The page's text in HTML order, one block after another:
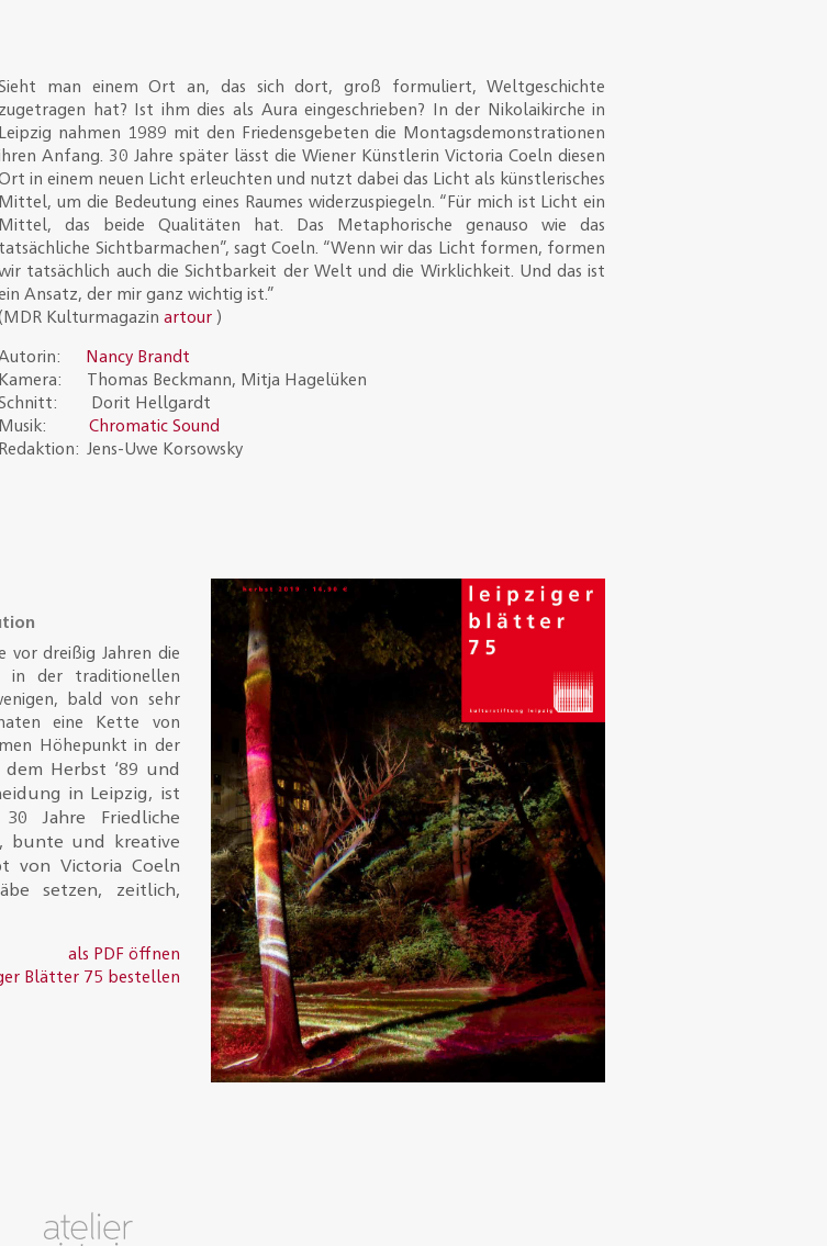
man einem Ort an, das sich dort, groß formuliert, Weltgeschichte
zugetragen hat? Ist ihm dies als Aura eingeschrieben? In der Nikolaikirche in
Leipzig nahmen 1989 mit den Friedensgebeten die Montagsdemonstrationen
Anfang. 30 Jahre später lässt die Wiener Künstlerin Victoria Coeln diesen
in einem neuen Licht erleuchten und nutzt dabei das Licht als künstlerisches
Mittel, um die Bedeutung eines Raumes widerzuspiegeln. “Für mich ist Licht ein
Mittel, das beide Qualitäten hat. Das Metaphorische genauso wie das
tatsächliche Sichtbarmachen”, sagt Coeln. “Wenn wir das Licht formen, formen
tatsächlich auch die Sichtbarkeit der Welt und die Wirklichkeit. Und das ist
Ansatz, der mir ganz wichtig ist.”
MDR Kulturmagazinartour )
Nancy Brandt
Kamera: Thomas Beckmann, Mitja Hagelüken
Dorit Hellgardt
Musik:Chromatic Sound
Redaktion:Jens-Uwe Korsowsky
vor dreißig Jahren die
in der traditionellen
bald von sehr
eine Kette von
Höhepunkt in der
Herbst ‘89 und
in Leipzig, ist
Jahre Friedliche
bunte und kreative
von Victoria Coeln
setzen, zeitlich,
als PDF öffnen
Blätter 75 bestellen